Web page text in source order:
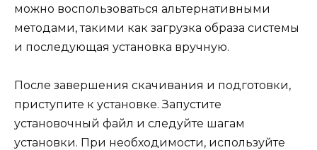
можно воспользоваться альтернативными
методами, такими как загрузка образа системы
и последующая установка вручную.
После завершения скачивания и подготовки,
приступите к установке. Запустите
установочный файл и следуйте шагам
установки. При необходимости, используйте